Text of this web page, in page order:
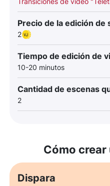
Precio de la edición de
2
Tiempo de edición de
10-20 minutos
Cantidad de escenas
2
Cómo
Dispara